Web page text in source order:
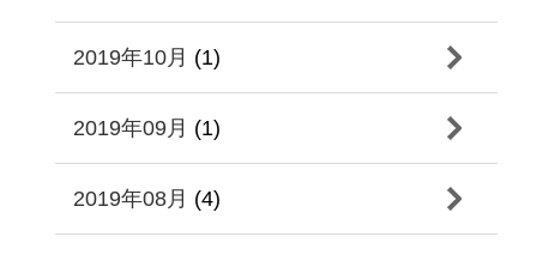
2019年10月 (1)
2019年09月 (1)
2019年08月 (4)